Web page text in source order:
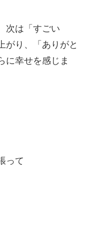
次は「すごい
がり、「ありがと
に幸せを感じま
って